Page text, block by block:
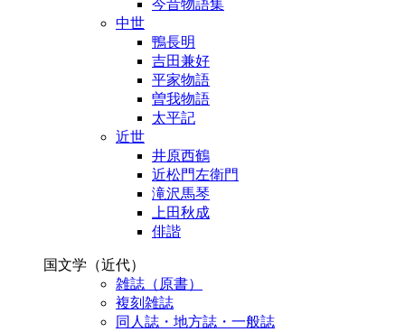
今昔物語集
中世
鴨長明
吉田兼好
平家物語
曽我物語
太平記
近世
井原西鶴
近松門左衛門
滝沢馬琴
上田秋成
俳諧
国文学（近代）
雑誌（原書）
複刻雑誌
同人誌・地方誌・一般誌